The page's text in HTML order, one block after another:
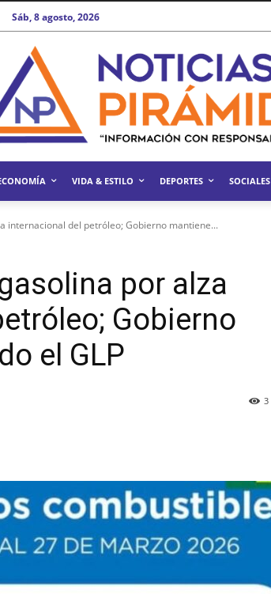
Sáb, 8 agosto, 2026
VIDA & ESTILO DEPORTES SOCIALES
internacional del petróleo; Gobierno mantiene...
por alza
Gobierno
el GLP
3